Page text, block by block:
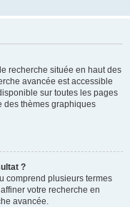
recherche située en haut des
avancée est accessible
sur toutes les pages
des thèmes graphiques
?
comprend plusieurs termes
votre recherche en
avancée.